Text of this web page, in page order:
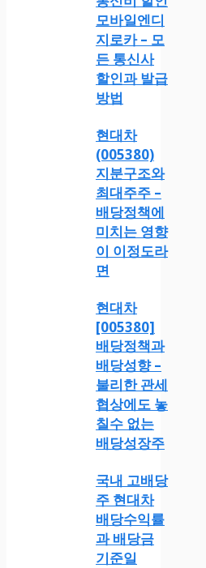
모바일엔디
지로카 – 모
든 통신사
할인과 발급
방법
현대차
(005380)
지분구조와
최대주주 –
배당정책에
미치는 영향
이 이정도라
면
현대차
[005380]
배당정책과
배당성향 –
불리한 관세
협상에도 놓
칠수 없는
배당성장주
국내 고배당
주 현대차
배당수익률
과 배당금
기준일